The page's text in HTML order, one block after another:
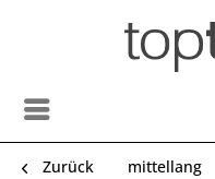
Zurück mittellang